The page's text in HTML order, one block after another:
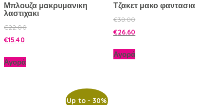
Μπλουζα μακρυμανικη
λαστιχακι
€22.00
€15.40
Αγορά
Τζακετ μακο φαντασια
€38.00
€26.60
Αγορά
Up to- 30%